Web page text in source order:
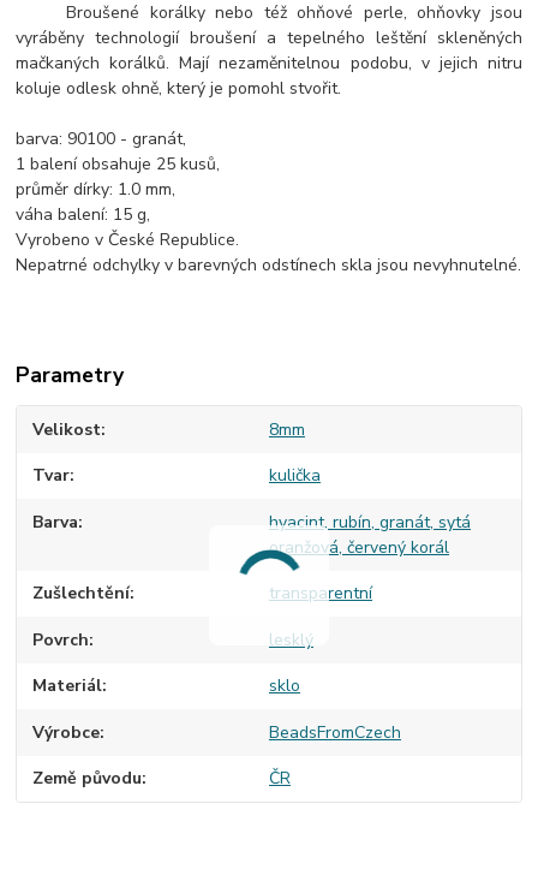
Broušené korálky nebo též ohňové perle, ohňovky jsou
vyráběny technologií broušení a tepelného leštění skleněných
mačkaných korálků. Mají nezaměnitelnou podobu, v jejich nitru
koluje odlesk ohně, který je pomohl stvořit.
barva: 90100 - granát,
1 balení obsahuje 25 kusů,
průměr dírky: 1.0 mm,
váha balení: 15 g,
Vyrobeno v České Republice.
Nepatrné odchylky v barevných odstínech skla jsou nevyhnutelné.
Parametry
Velikost 8mm
Tvar kulička
Barva
hyacint, rubín, granát, sytá
oranžová, červený korál
Zušlechtění transparentní
Povrch lesklý
Materiál sklo
Výrobce BeadsFromCzech
Země původu ČR